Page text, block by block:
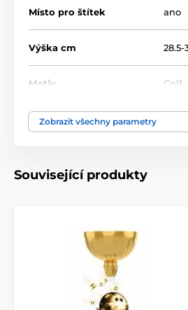
Místo pro štítek ano
Výška cm 28.5-
Motiv Golf
Typ ocenění
Zobrazit všechny parametry
Související produkty